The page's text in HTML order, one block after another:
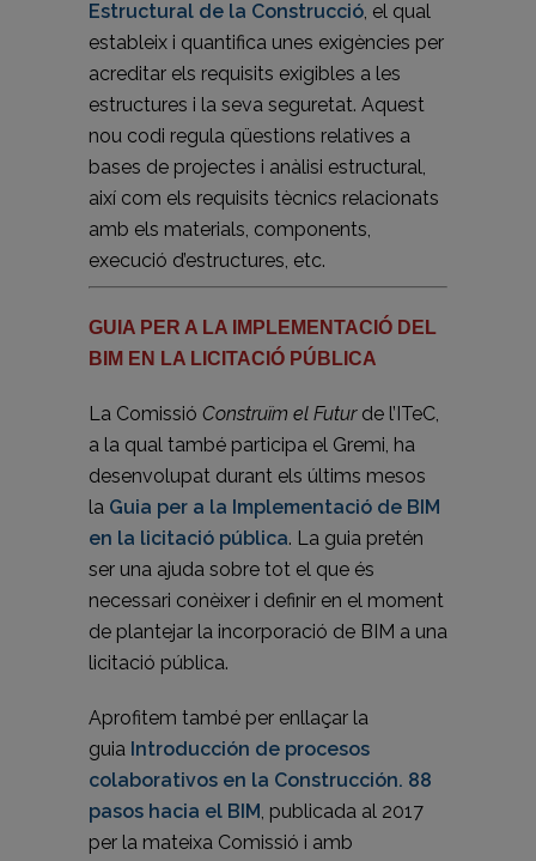
Estructural de la Construcció, el qual
estableix i quantifica unes exigències per
acreditar els requisits exigibles a les
estructures i la seva seguretat. Aquest
nou codi regula qüestions relatives a
bases de projectes i anàlisi estructural,
així com els requisits tècnics relacionats
amb els materials, components,
execució d’estructures, etc.
GUIA PER A LA IMPLEMENTACIÓ DEL
BIM EN LA LICITACIÓ PÚBLICA
La Comissió Construïm el Futur de l’ITeC,
a la qual també participa el Gremi, ha
desenvolupat durant els últims mesos
la Guia per a la Implementació de BIM
en la licitació pública. La guia pretén
ser una ajuda sobre tot el que és
necessari conèixer i definir en el moment
de plantejar la incorporació de BIM a una
licitació pública.
Aprofitem també per enllaçar la
guia Introducción de procesos
colaborativos en la Construcción. 88
pasos hacia el BIM, publicada al 2017
per la mateixa Comissió i amb